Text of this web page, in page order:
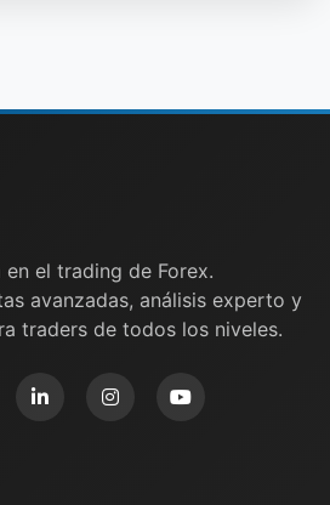
el trading de Forex.
avanzadas, análisis experto y
traders de todos los niveles.